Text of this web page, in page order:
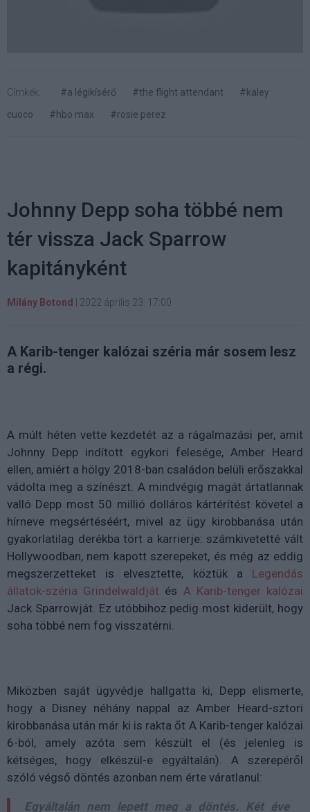
Címkék: #a légikísérő #the flight attendant
#kaley
cuoco
#hbo max #rosie perez
Johnny Depp soha többé nem
tér vissza Jack Sparrow
kapitányként
Milány Botond | 2022 április 23. 17:00
A Karib-tenger kalózai széria már sosem lesz
a régi.
A múlt héten vette kezdetét az a rágalmazási per, amit
Johnny Depp indított egykori felesége, Amber Heard
ellen, amiért a hölgy 2018-ban családon belüli erőszakkal
vádolta meg a színészt. A mindvégig magát ártatlannak
valló Depp most 50 millió dolláros kártérítést követel a
hírneve megsértéséért, mivel az ügy kirobbanása után
gyakorlatilag derékba tört a karrierje: számkivetetté vált
Hollywoodban, nem kapott szerepeket, és még az eddig
megszerzetteket is elvesztette, köztük a Legendás
állatok-széria Grindelwaldját és A Karib-tenger kalózai
Jack Sparrowját. Ez utóbbihoz pedig most kiderült, hogy
soha többé nem fog visszatérni.
Miközben saját ügyvédje hallgatta ki, Depp elismerte,
hogy a Disney néhány nappal az Amber Heard-sztori
kirobbanása után már ki is rakta őt A Karib-tenger kalózai
6-ból, amely azóta sem készült el (és jelenleg is
kétséges, hogy elkészül-e egyáltalán). A szerepéről
szóló végső döntés azonban nem érte váratlanul:
Egyáltalán nem lepett meg a döntés. Két éve